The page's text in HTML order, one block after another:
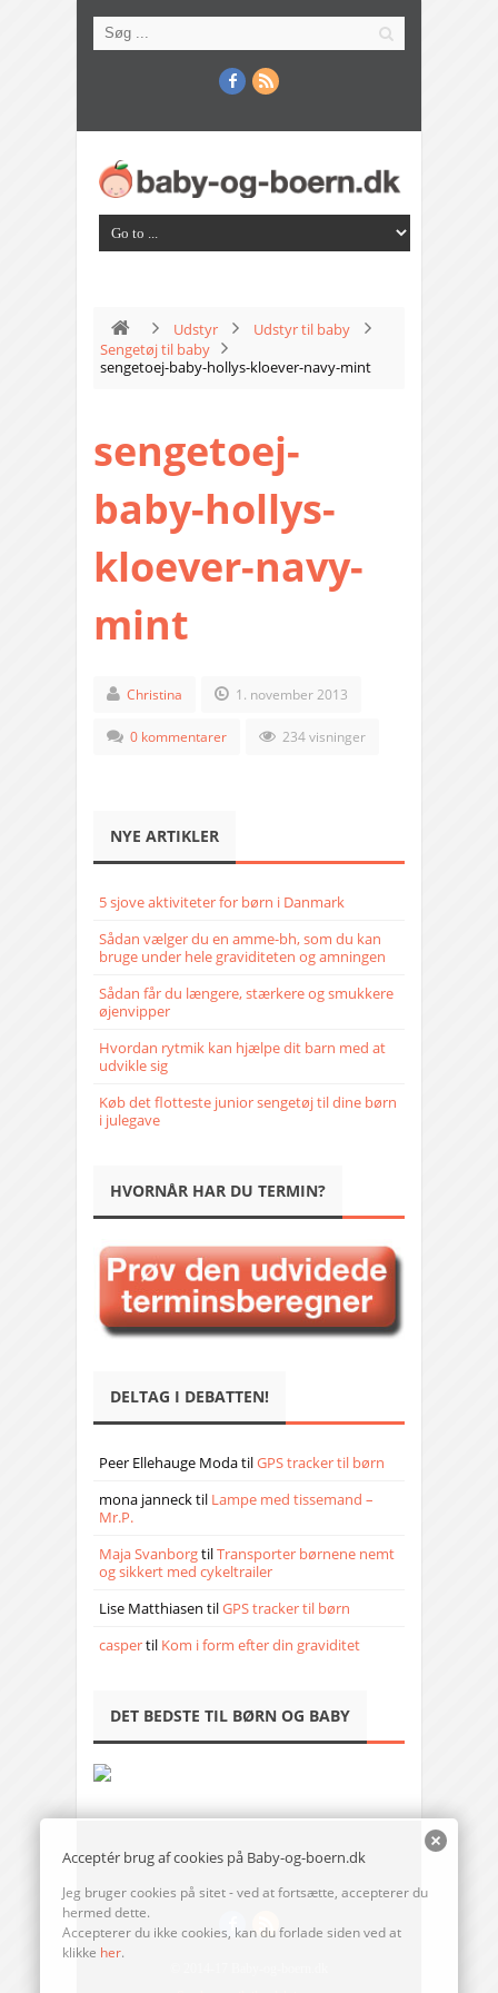
Udstyr
Udstyr til baby
Sengetøj til baby
sengetoej-baby-hollys-kloever-navy-mint
sengetoej-
baby-hollys-
kloever-navy-
mint
Christina 1. november 2013
0 kommentarer 234 visninger
NYE ARTIKLER
5 sjove aktiviteter for børn i Danmark
Sådan vælger du en amme-bh, som du kan
bruge under hele graviditeten og amningen
Sådan får du længere, stærkere og smukkere
øjenvipper
Hvordan rytmik kan hjælpe dit barn med at
udvikle sig
Køb det flotteste junior sengetøj til dine børn
i julegave
HVORNÅR HAR DU TERMIN?
DELTAG I DEBATTEN!
Peer Ellehauge ModatilGPS tracker til børn
mona jannecktil Lampe med tissemand –
Mr.P.
Maja SvanborgtilTransporter børnene nemt
og sikkert med cykeltrailer
Lise Matthiasen tilGPS tracker til børn
caspertil Kom i form efter din graviditet
DET BEDSTE TIL BØRN OG BABY
Acceptér brug af cookies på Baby-og-boern.dk
Jeg bruger cookies på sitet - ved at fortsætte, accepterer du
hermed dette.
Accepterer du ikke cookies, kan du forlade siden ved at
klikke her.